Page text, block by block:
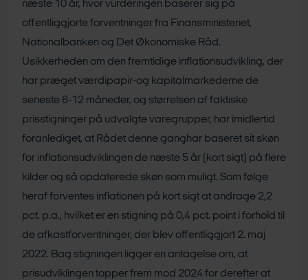
næste 10 år, hvor vurderingen baserer sig på
offentliggjorte forventninger fra Finansministeriet,
Nationalbanken og Det Økonomiske Råd.
Usikkerheden om den fremtidige inflationsudvikling, der
har præget værdipapir-og kapitalmarkederne de
seneste 6-12 måneder, og størrelsen af faktiske
prisstigninger på udvalgte varegrupper, har imidlertid
foranlediget, at Rådet denne ganghar baseret sit skøn
for inflationsudviklingen de næste 5 år (kort sigt) på flere
kilder og så opdaterede skøn som muligt. Som følge
heraf forventes inflationen på kort sigt at andrage 2,2
pct. p.a., hvilket er en stigning på 0,4 pct. point i forhold til
de afkastforventninger, der blev offentliggjort 2. maj
2022. Bag stigningen ligger en antagelse om, at
prisudviklingen topper frem mod 2024 for derefter at